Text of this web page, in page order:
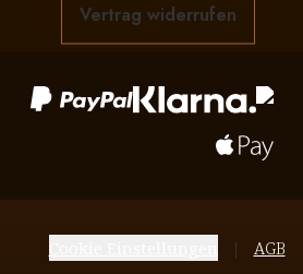
Vertrag widerrufen
AGB